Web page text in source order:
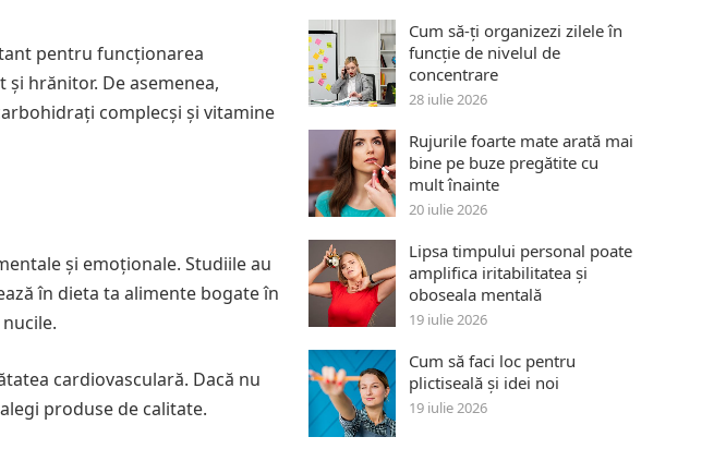
pentru funcționarea
hrănitor. De asemenea,
complecși și vitamine
și emoționale. Studiile au
în dieta ta alimente bogate în
cardiovasculară. Dacă nu
produse de calitate.
Cum să-ți organizezi zilele în
funcție de nivelul de
concentrare
28 iulie 2026
Rujurile foarte mate arată mai
bine pe buze pregătite cu
mult înainte
20 iulie 2026
Lipsa timpului personal poate
amplifica iritabilitatea și
oboseala mentală
19 iulie 2026
Cum să faci loc pentru
plictiseală și idei noi
19 iulie 2026